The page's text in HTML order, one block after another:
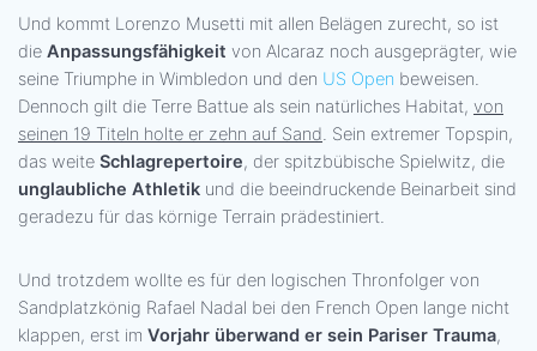
Und kommt Lorenzo Musetti mit allen Belägen zurecht, so ist
die Anpassungsfähigkeit von Alcaraz noch ausgeprägter, wie
seine Triumphe in Wimbledon und den US Open beweisen.
Dennoch gilt die Terre Battue als sein natürliches Habitat, von
seinen 19 Titeln holte er zehn auf Sand. Sein extremer Topspin,
das weite Schlagrepertoire, der spitzbübische Spielwitz, die
unglaubliche Athletik und die beeindruckende Beinarbeit sind
geradezu für das körnige Terrain prädestiniert.
Und trotzdem wollte es für den logischen Thronfolger von
Sandplatzkönig Rafael Nadal bei den French Open lange nicht
klappen, erst im Vorjahr überwand er sein Pariser Trauma,